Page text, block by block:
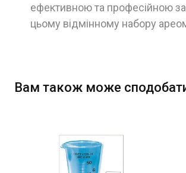
ефективною та професійною
цьому відмінному набору
Вам також може